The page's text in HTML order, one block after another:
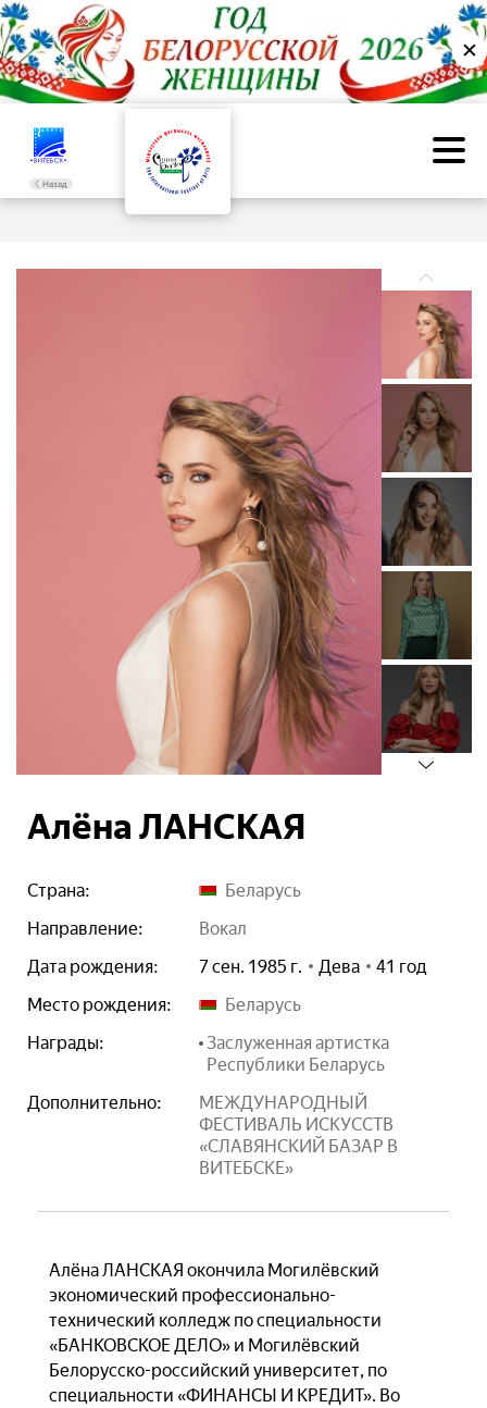
✕
Назад
Алёна ЛАНСКАЯ
Страна:
Беларусь
Направление:
вокал
Дата рождения:
7 сен. 1985 г. Дева
41 год
Место рождения:
Беларусь
Награды:
Заслуженная артистка
Республики Беларусь
Дополнительно:
МЕЖДУНАРОДНЫЙ
ФЕСТИВАЛЬ ИСКУССТВ
«СЛАВЯНСКИЙ БАЗАР В
ВИТЕБСКЕ»
Алёна ЛАНСКАЯ окончила Могилёвский
экономический профессионально-
технический колледж по специальности
«БАНКОВСКОЕ ДЕЛО» и Могилёвский
Белорусско-российский университет, по
специальности «ФИНАНСЫ И КРЕДИТ». Во